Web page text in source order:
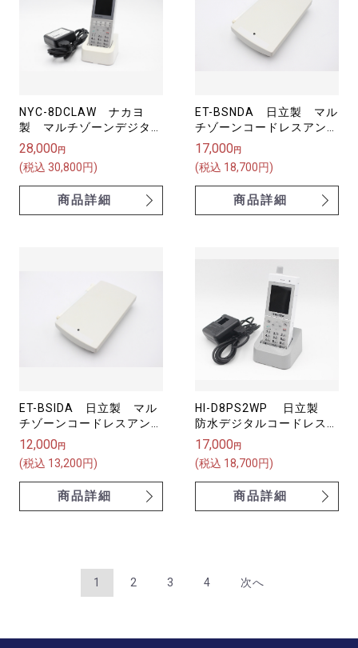
NYC-8DCLAW ナカヨ
製 マルチゾーンデジタル
コードレス電話機
28,000 円
(税込 30,800円)
商品詳細
ET-BSNDA 日立製 マル
チゾーンコードレスアンテ
ナ(ND) 増設接続装置
17,000 円
(税込 18,700円)
商品詳細
ET-BSIDA 日立製 マル
チゾーンコードレスアンテ
ナ(ID) 管理接続装置【中
古】
12,000 円
(税込 13,200円)
商品詳細
HI-D8PS2WP 日立製
防水デジタルコードレス電
話機（マルチゾーン）
17,000 円
(税込 18,700円)
商品詳細
1 2 3 4 次へ